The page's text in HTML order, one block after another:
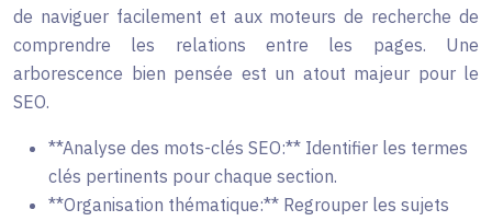
de naviguer facilement et aux moteurs de recherche de
comprendre les relations entre les pages. Une
arborescence bien pensée est un atout majeur pour le
SEO.
**Analyse des mots-clés SEO:** Identifier les termes
clés pertinents pour chaque section.
**Organisation thématique:** Regrouper les sujets